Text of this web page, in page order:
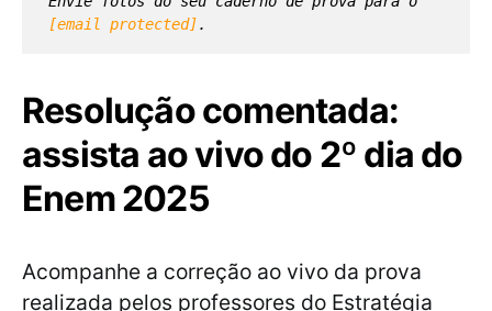
[email protected].
Resolução comentada:
assista ao vivo do 2º dia do
Enem 2025
Acompanhe a correção ao vivo da prova
realizada pelos professores do Estratégia